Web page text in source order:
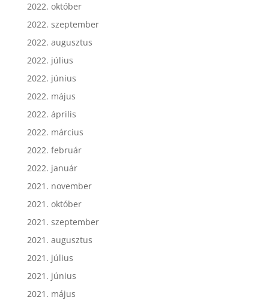
2022. október
2022. szeptember
2022. augusztus
2022. július
2022. június
2022. május
2022. április
2022. március
2022. február
2022. január
2021. november
2021. október
2021. szeptember
2021. augusztus
2021. július
2021. június
2021. május